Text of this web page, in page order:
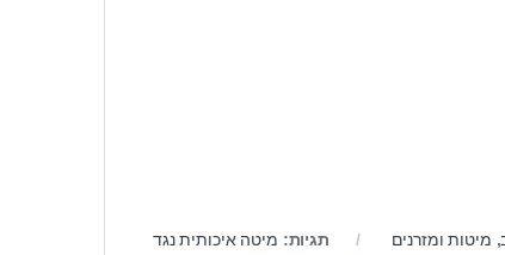
, מיטות ומזרנים תגיות: מיטה איכותית נגד